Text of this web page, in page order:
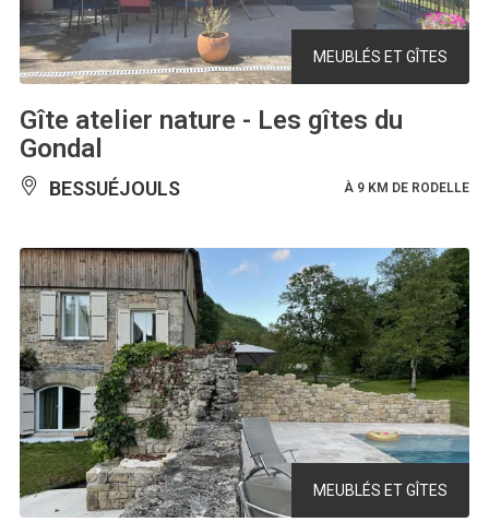
MEUBLÉS ET GÎTES
Gîte atelier nature - Les gîtes du
Gondal
BESSUÉJOULS À 9 KM DE RODELLE
MEUBLÉS ET GÎTES